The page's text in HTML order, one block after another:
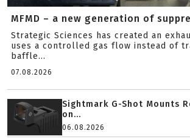
MFMD – a new generation of
Strategic Sciences has created an
uses a controlled gas flow instead of
baffle...
07.08.2026
Sightmark G-Shot Mounts
on...
06.08.2026